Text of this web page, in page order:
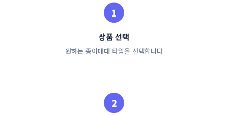
상품 선택
원하는 종이매대 타입을 선택합니다